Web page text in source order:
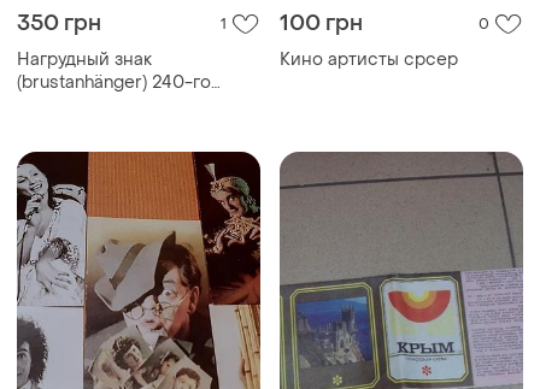
350 грн 1
Нагрудный знак
(brustanhänger) 240-го
пассаа, нимечья. это
предмет
коллекционирования,
связанный из тесто
100 грн 0
Кино артисты срсер